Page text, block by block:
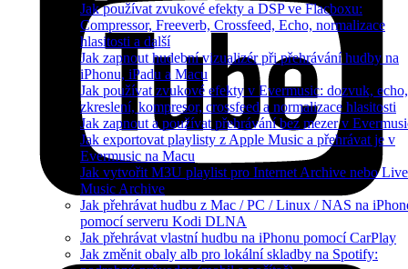
Jak používat zvukové efekty a DSP ve Flacboxu:
Compressor, Freeverb, Crossfeed, Echo, normalizace
hlasitosti a další
Jak zapnout hudební vizualizér při přehrávání hudby na
iPhonu, iPadu a Macu
Jak používat zvukové efekty v Evermusic: dozvuk, echo,
zkreslení, kompresor, crossfeed a normalizace hlasitosti
Jak zapnout a používat přehrávání bez mezer v
Jak exportovat playlisty z Apple Music a přehrávat je v
Evermusic na Macu
Jak vytvořit M3U playlist pro Internet Archive nebo Live
Music Archive
Jak přehrávat hudbu z Mac / PC / Linux / NAS na
pomocí serveru Kodi DLNA
Jak přehrávat vlastní hudbu na iPhonu pomocí CarPlay
Jak změnit obaly alb pro lokální skladby na Spotify: